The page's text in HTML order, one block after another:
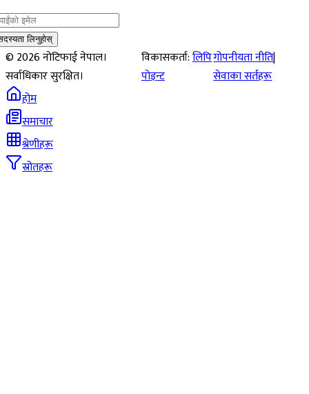
लिनुहोस्
©2026नोटिफाई नेपाल।
सर्वाधिकार सुरक्षित।
विकासकर्ता:लिपि
पोइन्ट
गोपनीयता नीति|
सेवाका सर्तहरू
होम
समाचार
श्रेणीहरू
स्रोतहरू